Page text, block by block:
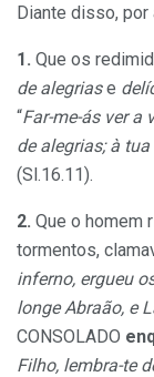
Diante disso,
1. Que os
de alegriase
“Far-me-ás ver a
de alegrias; à
(Sl.16.11).
2. Que o homem
tormentos,
inferno, ergueu
longe Abraão, e
CONSOLADO
Filho, lembra-te